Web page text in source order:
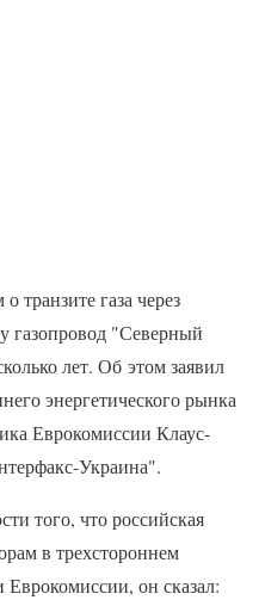
транзите газа через
газопровод "Северный
лет. Об этом заявил
энергетического рынка
Еврокомиссии Клаус-
Украина".
того, что российская
в трехстороннем
он сказал: